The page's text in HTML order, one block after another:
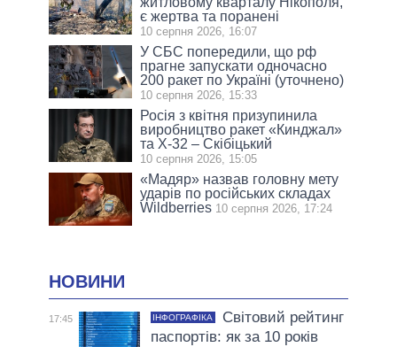
є жертва та поранені
10 серпня 2026, 16:07
У СБС попередили, що рф
прагне запускати одночасно
200 ракет по Україні (уточнено)
10 серпня 2026, 15:33
Росія з квітня призупинила
виробництво ракет «Кинджал»
та Х-32 – Скібіцький
10 серпня 2026, 15:05
«Мадяр» назвав головну мету
ударів по російських складах
Wildberries 10 серпня 2026, 17:24
НОВИНИ
17:45 ІНФОГРАФІКА
Світовий рейтинг
паспортів: як за 10 років